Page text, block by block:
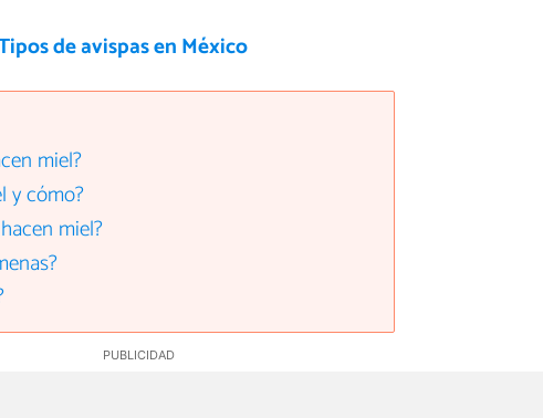
de avispas en México
miel?
y cómo?
miel?